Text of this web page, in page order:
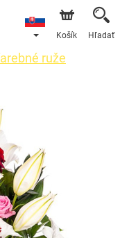
nášho e-shopu.
je od 11.8.2026 z
Košík Hľadať
ruže